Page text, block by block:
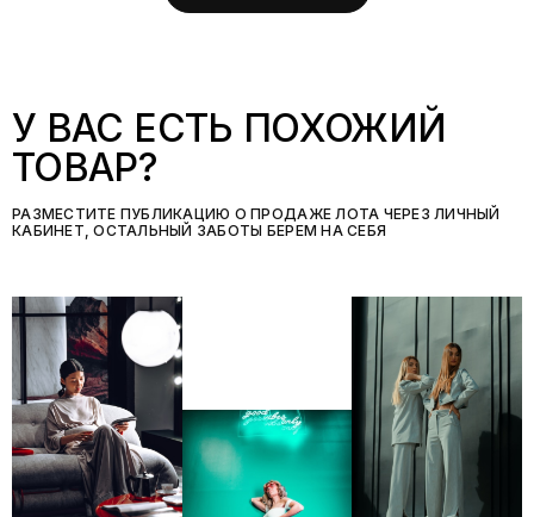
У ВАС ЕСТЬ ПОХОЖИЙ
ТОВАР?
РАЗМЕСТИТЕ ПУБЛИКАЦИЮ О ПРОДАЖЕ ЛОТА ЧЕРЕЗ ЛИЧНЫЙ
КАБИНЕТ, ОСТАЛЬНЫЙ ЗАБОТЫ БЕРЕМ НА СЕБЯ